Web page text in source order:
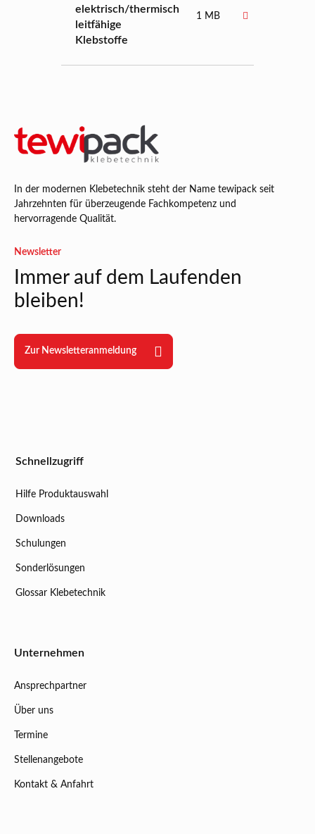
elektrisch/thermisch
leitfähige
Klebstoffe
1 MB
In der modernen Klebetechnik steht der Name tewipack seit
Jahrzehnten für überzeugende Fachkompetenz und
hervorragende Qualität.
Newsletter
Immer auf dem Laufenden
bleiben!
Zur Newsletteranmeldung
Schnellzugriff
Hilfe Produktauswahl
Downloads
Schulungen
Sonderlösungen
Glossar Klebetechnik
Unternehmen
Ansprechpartner
Über uns
Termine
Stellenangebote
Kontakt & Anfahrt